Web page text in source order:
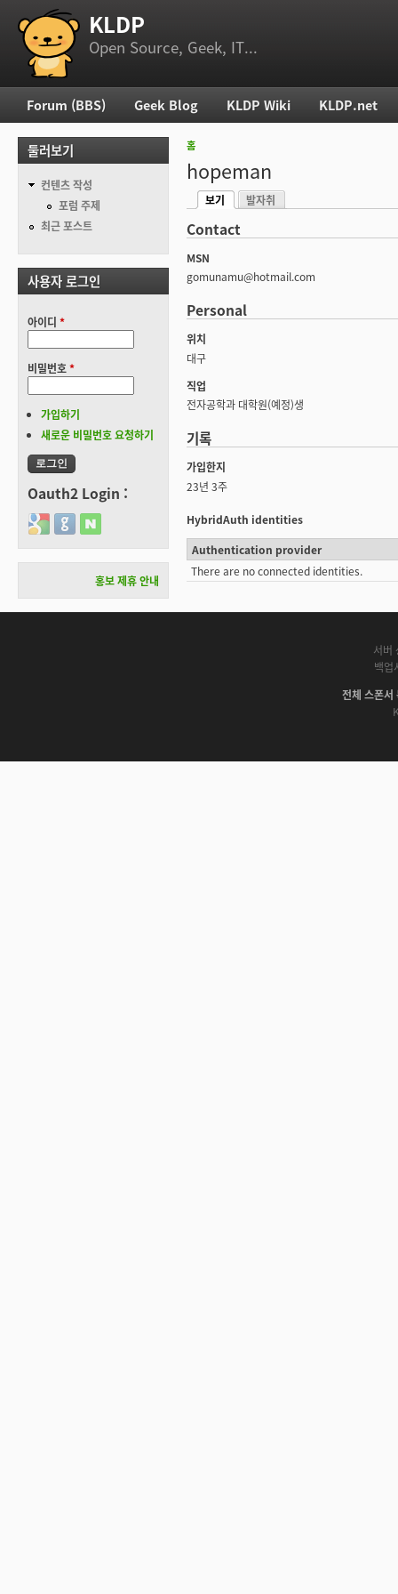
부 메뉴 KLDP
Open Source, Geek, IT...
현재 위치
홈
hopeman
기본탭
보기
발자취
Contact
MSN
gomunamu@hotmail.com
Personal
위치
대구
직업
전자공학과 대학원(예정)생
기록
가입한지
23년 3주
HybridAuth identities
Authentication provider
There are no connected identities.
주 메뉴
Forum (BBS) Geek Blog KLDP Wiki KLDP.net
둘러보기
컨텐츠 작성
포럼 주제
최근 포스트
사용자 로그인
아이디 *
비밀번호*
가입하기
새로운 비밀번호 요청하기
Oauth2 Login :
Login with Google
Login with GitHub
Login with Naver
홍보 제휴 안내
서버
백업
전체 스폰서